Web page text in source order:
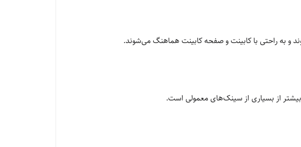
و به راحتی با کابینت و صفحه کابینت هماهنگ می‌شوند.
از بسیاری از سینک‌های معمولی است.